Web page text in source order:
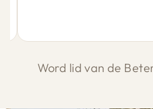
Word lid van de